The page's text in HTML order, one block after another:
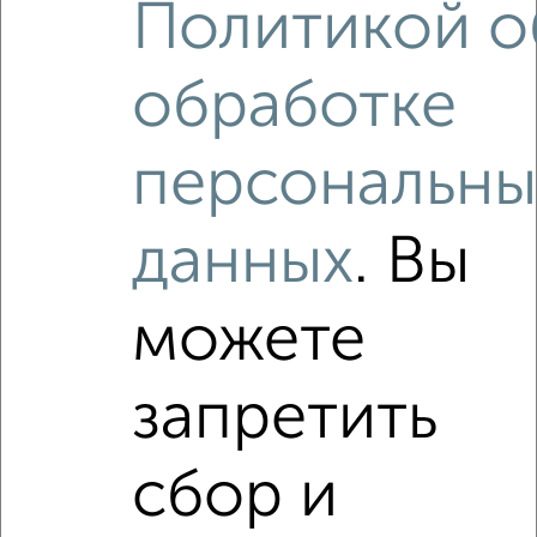
Рядом, с меньшей ценой
Недалеко от Тобольская 59 с ценой ниже
Политикой
обработке
данных. Вы
можете
запретить
сбор и